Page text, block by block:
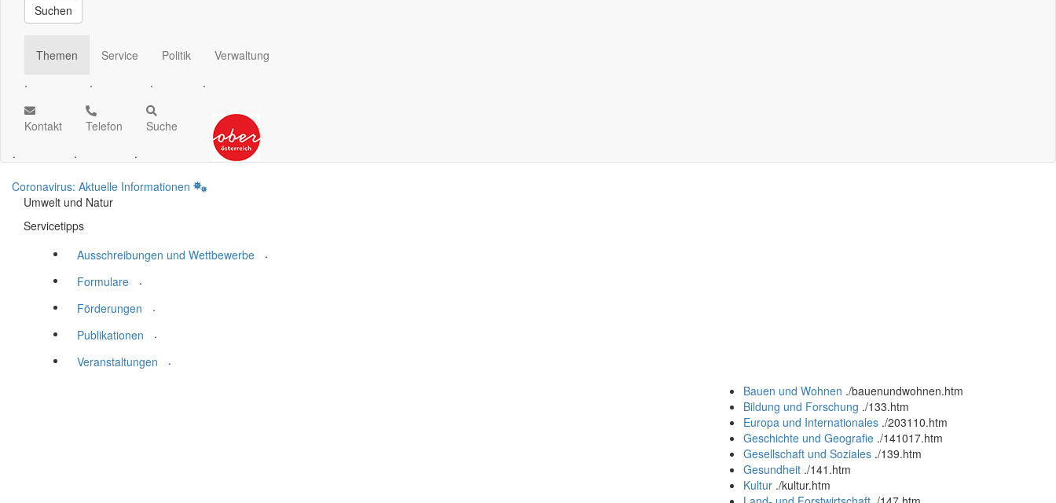
Suchen
Themen
.
Service
.
Politik
.
Verwaltung
.
Kontakt
.
Telefon
.
Suche
.
Coronavirus: Aktuelle Informationen
Umwelt und Natur
Servicetipps
Ausschreibungen und Wettbewerbe
.
Formulare
.
Förderungen
.
Publikationen
.
Veranstaltungen
.
Bauen und Wohnen ./bauenundwohnen.htm
Bildung und Forschung ./133.htm
Europa und Internationales ./203110.htm
Geschichte und Geografie ./141017.htm
Gesellschaft und Soziales ./139.htm
Gesundheit ./141.htm
Kultur ./kultur.htm